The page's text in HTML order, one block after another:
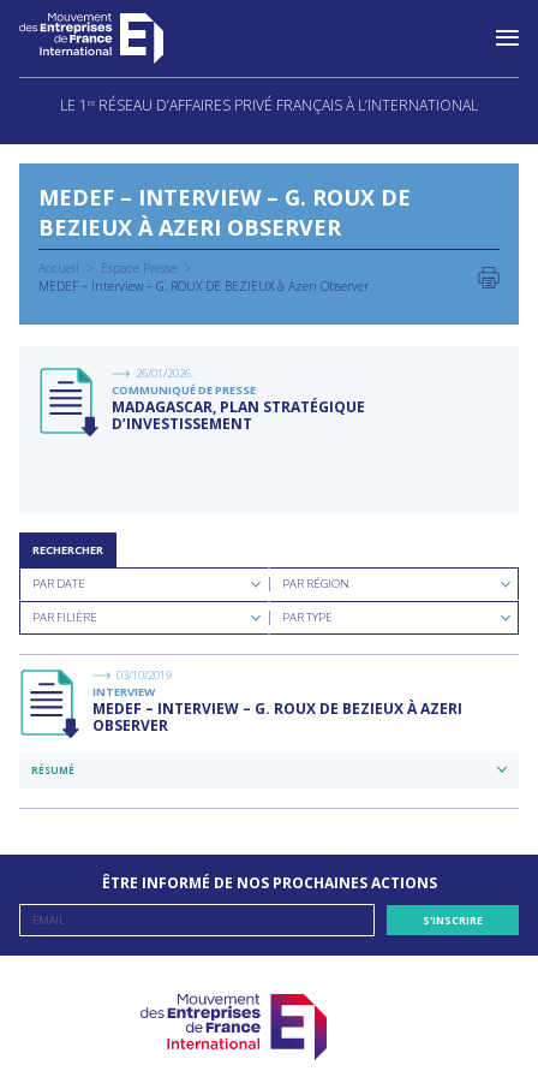
Aller
LE 1 ER RÉSEAU D’AFFAIRES PRIVÉ FRANÇAIS À L’INTERNATIONAL
MEDEF – INTERVIEW – G. ROUX DE
BEZIEUX À AZERI OBSERVER
Accueil
Espace Presse
MEDEF – Interview – G. ROUX DE BEZIEUX à Azeri Observer
26/01/2026
COMMUNIQUÉ DE PRESSE
MADAGASCAR, PLAN STRATÉGIQUE
D’INVESTISSEMENT
RECHERCHER
Rechercher
par
date
PAR DATE
Rechercher
par
région
PAR RÉGION
Rechercher
parPAR FILIÈRE
Rechercher
parPAR TYPE
03/10/2019
INTERVIEW
MEDEF – INTERVIEW – G. ROUX DE BEZIEUX À AZERI
OBSERVER
RÉSUMÉ
ÊTRE INFORMÉ DE NOS PROCHAINES ACTIONS